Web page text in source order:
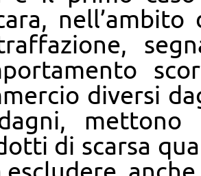
diversi
di scarsa